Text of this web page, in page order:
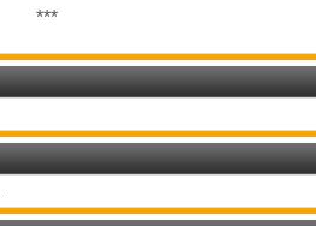
***